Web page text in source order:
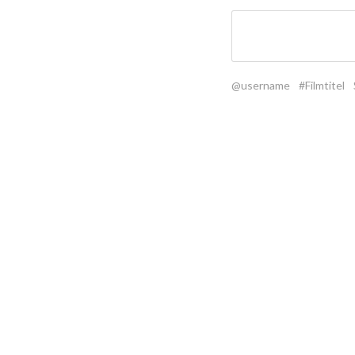
@username #Filmtitel